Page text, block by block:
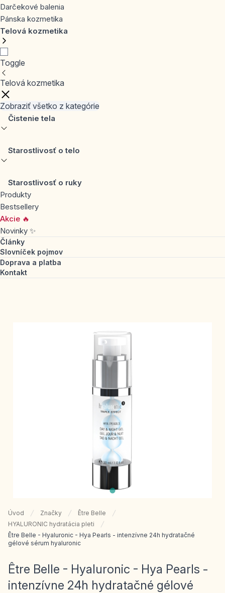
Darčekové balenia
Pánska kozmetika
Telová kozmetika
Toggle
Telová kozmetika
Zobraziť všetko z kategórie
Čistenie tela
Starostlivosť o telo
Starostlivosť o ruky
Produkty
Bestsellery
Akcie 🔥
Novinky ✨
Články
Slovníček pojmov
Doprava a platba
Kontakt
Úvod Značky
Être Belle
HYALURONIC hydratácia pleti
Être Belle - Hyaluronic - Hya Pearls - intenzívne 24h hydratačné
gélové sérum hyaluronic
Être Belle - Hyaluronic - Hya Pearls -
intenzívne 24h hydratačné gélové